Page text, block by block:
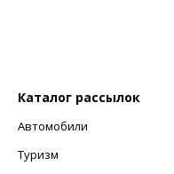
Каталог рассылок
Автомобили
Туризм